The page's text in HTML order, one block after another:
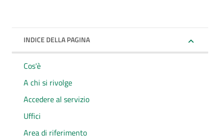
INDICE DELLA PAGINA
Cos'è
A chi si rivolge
Accedere al servizio
Uffici
Area di riferimento